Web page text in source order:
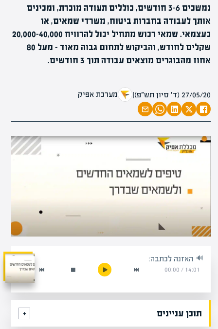
נמשכים 3-6 חודשים, כוללים תעודה מוכרת, ומכינים
אותך לעבודה בחברות ביטוח, משרדי שמאים, או
כעצמאי. שמאי רכוש מתחיל יכול להרוויח 20,000-40,000
שקלים לחודש, והביקוש לתחום גבוה מאוד – מעל 80
אחוז מהבוגרים מוצאים עבודה תוך 3 חודשים.
27/05/20 (ד׳ סיון תש״פ) | מערכת אפיק
האזנה לכתבה:
14:01
/
00:00
תוכן עניינים